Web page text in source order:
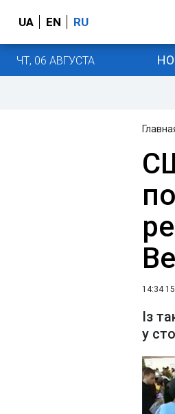
UA EN RU
ЧТ, 06 АВГУСТА
14:34
Із
у